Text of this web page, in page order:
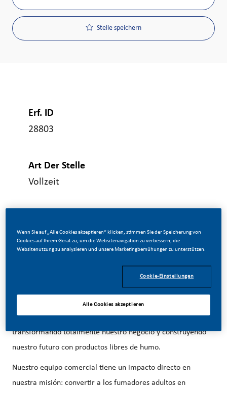
Stelle speichern
Erf. ID
28803
Art Der Stelle
Vollzeit
06/30/2026
Forma parte de un cambio revolucionario...
En PMI, hemos elegido hacer algo increíble. Estamos
transformando totalmente nuestro negocio y construyendo
nuestro futuro con productos libres de humo.
Nuestro equipo comercial tiene un impacto directo en
nuestra misión: convertir a los fumadores adultos en
Wenn Sie auf „Alle Cookies akzeptieren“ klicken, stimmen Sie der Speicherung von
Cookies auf Ihrem Gerät zu, um die Websitenavigation zu verbessern, die
Websitenutzung zu analysieren und unsere Marketingbemühungen zu unterstützen.
Cookie-Einstellungen
Alle Cookies akzeptieren